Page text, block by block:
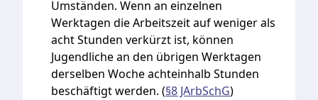
Umständen. Wenn an einzelnen
Werktagen die Arbeitszeit auf weniger als
acht Stunden verkürzt ist, können
Jugendliche an den übrigen Werktagen
derselben Woche achteinhalb Stunden
beschäftigt werden. (§8 JArbSchG)